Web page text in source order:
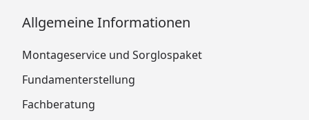
Allgemeine Informationen
Montageservice und Sorglospaket
Fundamenterstellung
Fachberatung